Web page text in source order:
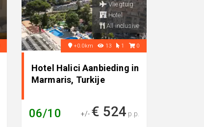
Vliegtuig
Hotel
All inclusive
+0.0km 13 1 0
Hotel Halici Aanbieding in
Marmaris, Turkije
06/10 +/- € 524 p.p.